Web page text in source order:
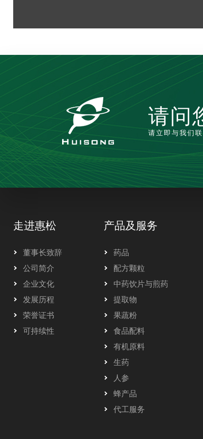
请问
请立即与我们
走进惠松
董事长致辞
公司简介
企业文化
发展历程
荣誉证书
可持续性
产品及服务
药品
配方颗粒
中药饮片与煎药
提取物
果蔬粉
食品配料
有机原料
生药
人参
蜂产品
代工服务